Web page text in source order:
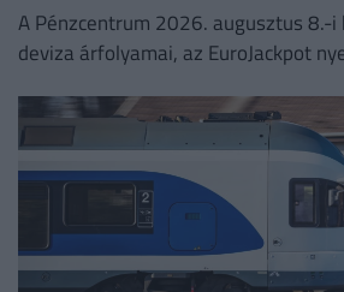
A Pénzcentrum 2026. augusztus 8.-
deviza árfolyamai, az EuroJackpot